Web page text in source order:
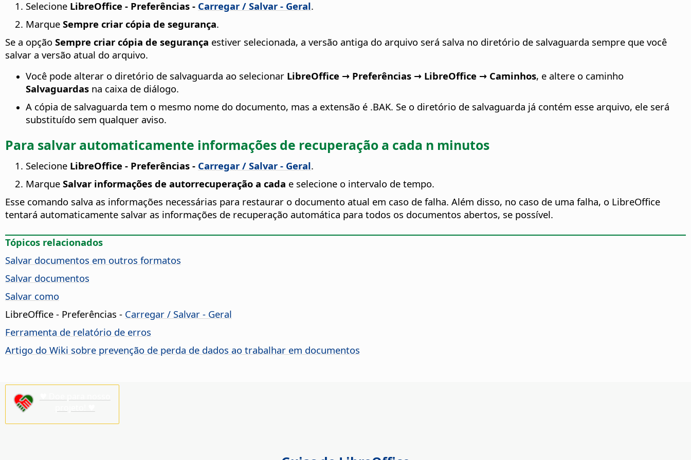
Selecione LibreOffice - Preferências - Carregar / Salvar - Geral.
Marque Sempre criar cópia de segurança.
Se a opção Sempre criar cópia de segurança estiver selecionada, a versão antiga do arquivo será salva no diretório de salvaguarda sempre que você
salvar a versão atual do arquivo.
Você pode alterar o diretório de salvaguarda ao selecionar LibreOffice → Preferências → LibreOffice → Caminhos, e altere o caminho
Salvaguardas na caixa de diálogo.
A cópia de salvaguarda tem o mesmo nome do documento, mas a extensão é .BAK. Se o diretório de salvaguarda já contém esse arquivo, ele será
substituído sem qualquer aviso.
Para salvar automaticamente informações de recuperação a cada n minutos
Selecione LibreOffice - Preferências - Carregar / Salvar - Geral.
Marque Salvar informações de autorrecuperação a cada e selecione o intervalo de tempo.
Esse comando salva as informações necessárias para restaurar o documento atual em caso de falha. Além disso, no caso de uma falha, o LibreOffice
tentará automaticamente salvar as informações de recuperação automática para todos os documentos abertos, se possível.
Tópicos relacionados
Salvar documentos em outros formatos
Salvar documentos
Salvar como
LibreOffice - Preferências - Carregar / Salvar - Geral
Ferramenta de relatório de erros
Artigo do Wiki sobre prevenção de perda de dados ao trabalhar em documentos